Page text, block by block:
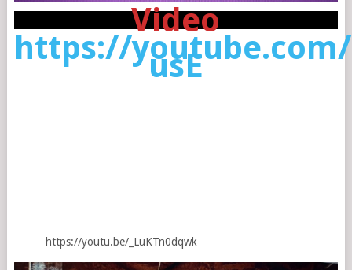
Video
https:// usE
https://youtu.be/_LuKTn0dqwk